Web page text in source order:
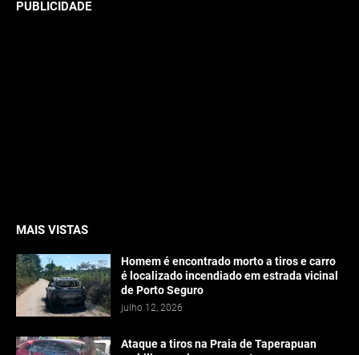
PUBLICIDADE
MAIS VISTAS
Homem é encontrado morto a tiros e carro
é localizado incendiado em estrada vicinal
de Porto Seguro
julho 12, 2026
Ataque a tiros na Praia de Taperapuan